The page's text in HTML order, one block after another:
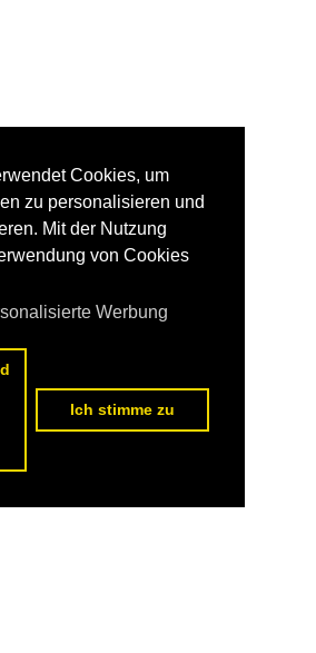
Cookies, um
zu personalisieren und
Mit der Nutzung
von Cookies
Werbung
Ich stimme zu